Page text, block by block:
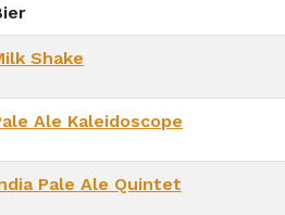
Shake
Ale Kaleidoscope
Pale Ale Quintet